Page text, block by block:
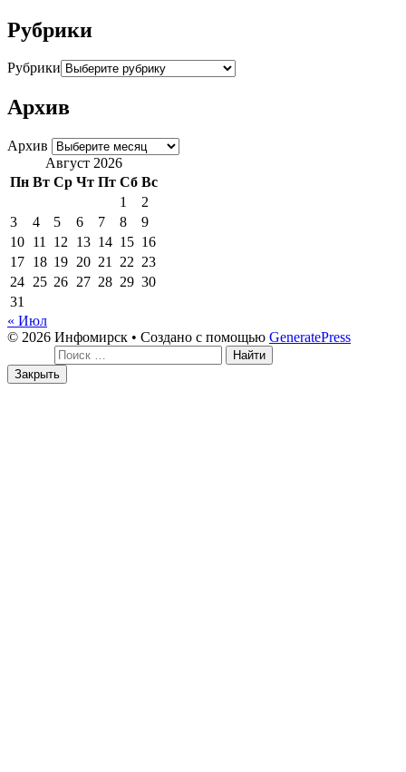
Рубрики
Рубрики
Архив
Архив
Август 2026
Пн Вт Ср Чт Пт Сб Вс
1
2
3
4 5 6 7 8
9
10 11 12 13 14 15 16
17 18 19 20 21 22 23
24 25 26 27 28 29 30
31
« Июл
© 2026 Инфомирск • Создано с помощью GeneratePress
Закрыть